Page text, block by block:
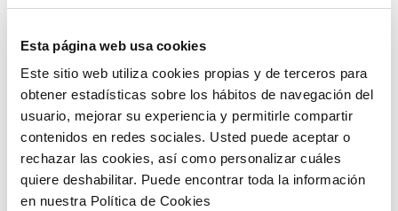
Esta página web usa cookies
Este sitio web utiliza cookies propias y de terceros para
obtener estadísticas sobre los hábitos de navegación del
usuario, mejorar su experiencia y permitirle compartir
contenidos en redes sociales. Usted puede aceptar o
rechazar las cookies, así como personalizar cuáles
quiere deshabilitar. Puede encontrar toda la información
en nuestra Política de Cookies
infraestructura más importante para
Aena es la ampliación del Aeropuerto
Josep Tarradellas Barcelona-El Prat
con el objetivo de transformarlo en
unhub internacional. Se trata,
además, de un plan que pretende
dar respuesta a la reclamación